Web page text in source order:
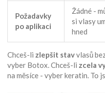
Požadavky
po aplikaci
Žádné -
si vlasy
hned
Chceš-li zlepšit stavvlasů
vyber Botox. Chceš-li zcela
na měsíce - vyber keratin. To